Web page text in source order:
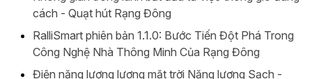
cách - Quạt hút Rạng Đông
RalliSmart phiên bản 1.1.0: Bước Tiến Đột Phá Trong
Công Nghệ Nhà Thông Minh Của Rạng Đông
Điện năng lượng lượng mặt trời Năng lượng Sạch -